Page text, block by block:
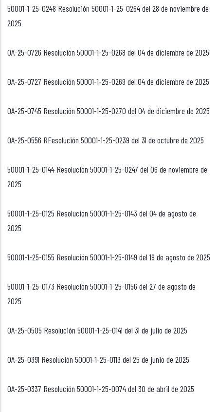
50001-1-25-0248 Resolución 50001-1-25-0264 del 28 de noviembre de
2025
OA-25-0726 Resolución 50001-1-25-0268 del 04 de diciembre de 2025
OA-25-0727 Resolución 50001-1-25-0269 del 04 de diciembre de 2025
OA-25-0745 Resolución 50001-1-25-0270 del 04 de diciembre de 2025
OA-25-0556 RFesolución 50001-1-25-0239 del 31 de octubre de 2025
50001-1-25-0144 Resolución 50001-1-25-0247 del 06 de noviembre de
2025
50001-1-25-0125 Resolución 50001-1-25-0143 del 04 de agosto de
2025
50001-1-25-0155 Resolución 50001-1-25-0149 del 19 de agosto de 2025
50001-1-25-0173 Resolución 50001-1-25-0156 del 27 de agosto de
2025
OA-25-0505 Resolución 50001-1-25-0141 del 31 de julio de 2025
OA-25-0391 Resolución 50001-1-25-0113 del 25 de junio de 2025
OA-25-0337 Resolución 50001-1-25-0074 del 30 de abril de 2025